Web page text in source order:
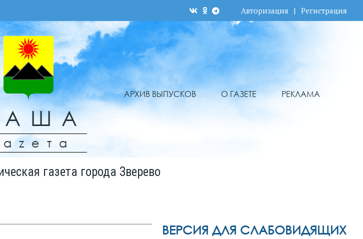
Авторизация | Регистрация
АРХИВ ВЫПУСКОВ О ГАЗЕТЕ РЕКЛАМА
газета города Зверево
ВЕРСИЯ ДЛЯ СЛАБОВИДЯЩИХ